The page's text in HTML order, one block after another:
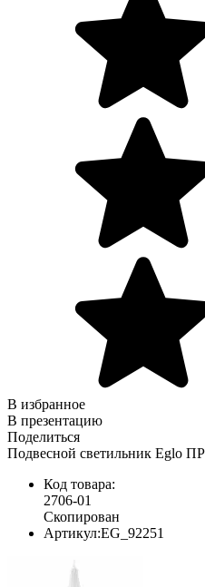
В избранное
В презентацию
Поделиться
Подвесной светильник Eglo
Код товара:
2706-01
Скопирован
Артикул:EG_92251